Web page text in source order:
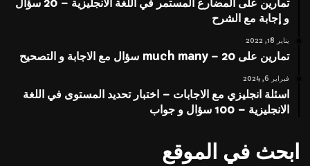
تمارين على المضارع المستمر في اللغة الانجليزية – 20 سؤال
و إجابة مع الشرح
يناير 18, 2022
تمارين على much many – 20 سؤال مع الاجابة و التصحيح
فبراير 6, 2024
اسئلة انجليزي مع الاجابات – اختبار تحديد المستوى في اللغة
الانجليزية – 100 سؤال و جواب
ابحث في الموقع